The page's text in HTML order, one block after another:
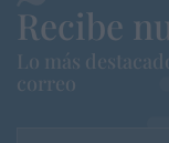
Recibe
Lo más
correo